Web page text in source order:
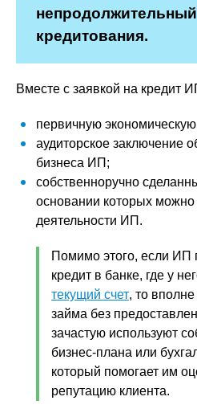
кредитования.
Вместе с заявкой на кредит
первичную
аудиторское заключение
бизнеса ИП;
собственноручно
основании которых можно
деятельности ИП.
Помимо этого, если ИП
кредит в банке, где у
текущий счет, то
займа без
зачастую используют
бизнес-плана или
который помогает им
репутацию клиента.